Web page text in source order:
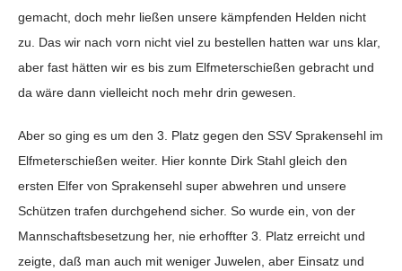
gemacht, doch mehr ließen unsere kämpfenden Helden nicht
zu. Das wir nach vorn nicht viel zu bestellen hatten war uns klar,
aber fast hätten wir es bis zum Elfmeterschießen gebracht und
da wäre dann vielleicht noch mehr drin gewesen.
Aber so ging es um den 3. Platz gegen den SSV Sprakensehl im
Elfmeterschießen weiter. Hier konnte Dirk Stahl gleich den
ersten Elfer von Sprakensehl super abwehren und unsere
Schützen trafen durchgehend sicher. So wurde ein, von der
Mannschaftsbesetzung her, nie erhoffter 3. Platz erreicht und
zeigte, daß man auch mit weniger Juwelen, aber Einsatz und